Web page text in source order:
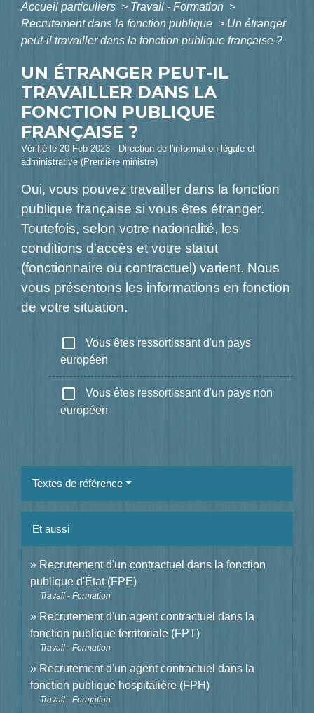
Accueil particuliers > Travail - Formation >
Recrutement dans la fonction publique > Un étranger
peut-il travailler dans la fonction publique française ?
UN ÉTRANGER PEUT-IL
TRAVAILLER DANS LA
FONCTION PUBLIQUE
FRANÇAISE ?
Vérifié le 20 Feb 2023 - Direction de l'information légale et
administrative (Première ministre)
Oui, vous pouvez travailler dans la fonction
publique française si vous êtes étranger.
Toutefois, selon votre nationalité, les
conditions d'accès et votre statut
(fonctionnaire ou contractuel) varient. Nous
vous présentons les informations en fonction
de votre situation.
check_box_outline_blank
Vous êtes ressortissant d'un pays
européen
check_box_outline_blank
Vous êtes ressortissant d'un pays non
européen
Textes de référence
Et aussi
Recrutement d'un contractuel dans la fonction
publique d'État (FPE)
Travail - Formation
Recrutement d'un agent contractuel dans la
fonction publique territoriale (FPT)
Travail - Formation
Recrutement d'un agent contractuel dans la
fonction publique hospitalière (FPH)
Travail - Formation